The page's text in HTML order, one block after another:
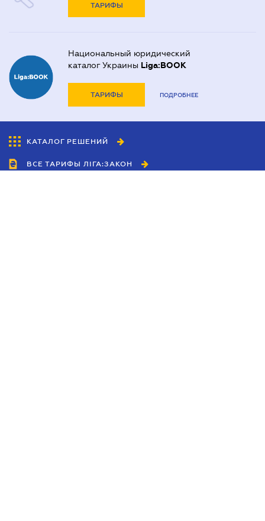
ТАРИФЫ
Национальный юридический
каталог Украины Liga:BOOK
ТАРИФЫ ПОДРОБНЕЕ
КАТАЛОГ РЕШЕНИЙ
ВСЕ ТАРИФЫ ЛІГА:ЗАКОН